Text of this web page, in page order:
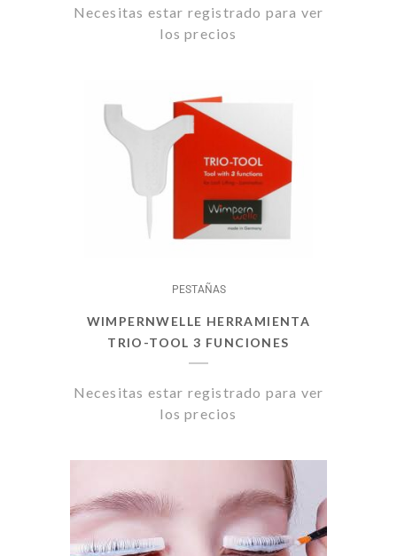
Necesitas estar registrado para ver
los precios
PESTAÑAS
WIMPERNWELLE HERRAMIENTA
TRIO-TOOL 3 FUNCIONES
Necesitas estar registrado para ver
los precios